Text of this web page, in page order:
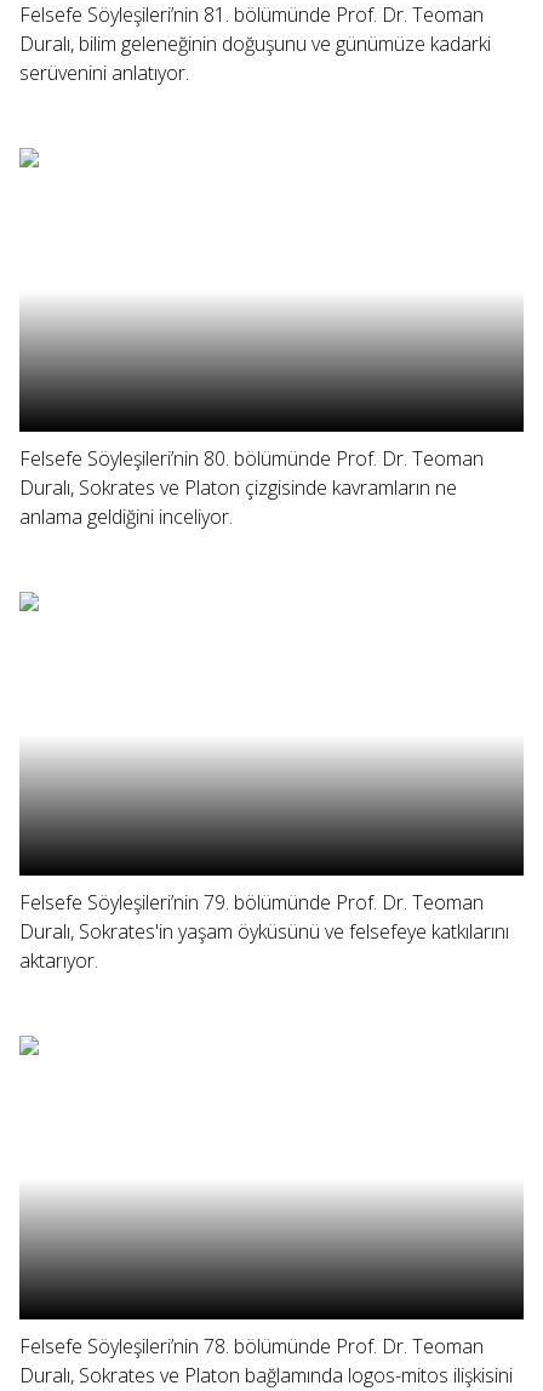
Felsefe Söyleşileri’nin 81. bölümünde Prof. Dr. Teoman
Duralı, bilim geleneğinin doğuşunu ve günümüze kadarki
serüvenini anlatıyor.
Felsefe Söyleşileri’nin 80. bölümünde Prof. Dr. Teoman
Duralı, Sokrates ve Platon çizgisinde kavramların ne
anlama geldiğini inceliyor.
Felsefe Söyleşileri’nin 79. bölümünde Prof. Dr. Teoman
Duralı, Sokrates'in yaşam öyküsünü ve felsefeye katkılarını
aktarıyor.
Felsefe Söyleşileri’nin 78. bölümünde Prof. Dr. Teoman
Duralı, Sokrates ve Platon bağlamında logos-mitos ilişkisini